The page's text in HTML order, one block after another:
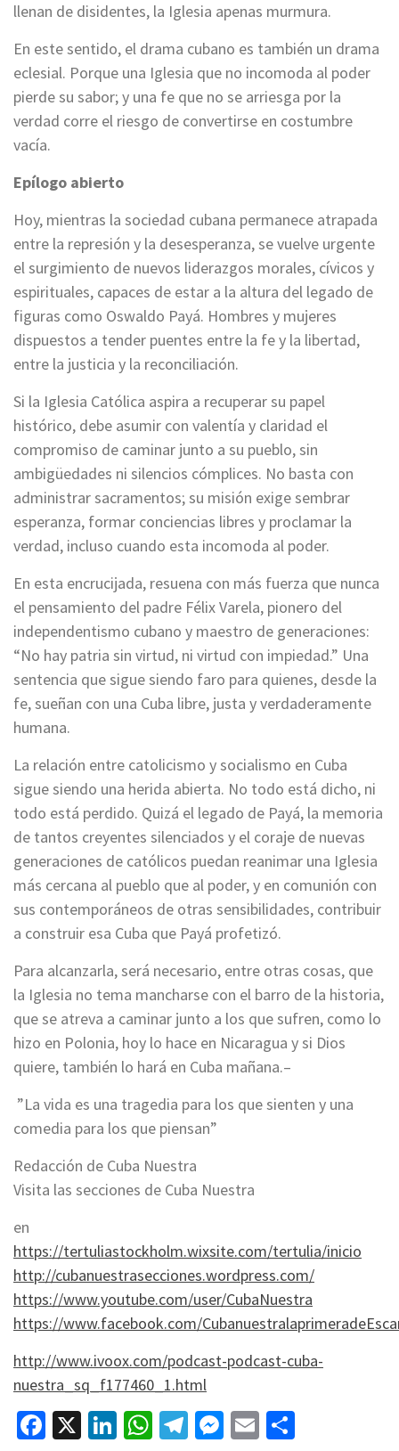
llenan de disidentes, la Iglesia apenas murmura.
En este sentido, el drama cubano es también un drama
eclesial. Porque una Iglesia que no incomoda al poder
pierde su sabor; y una fe que no se arriesga por la
verdad corre el riesgo de convertirse en costumbre
vacía.
Epílogo abierto
Hoy, mientras la sociedad cubana permanece atrapada
entre la represión y la desesperanza, se vuelve urgente
el surgimiento de nuevos liderazgos morales, cívicos y
espirituales, capaces de estar a la altura del legado de
figuras como Oswaldo Payá. Hombres y mujeres
dispuestos a tender puentes entre la fe y la libertad,
entre la justicia y la reconciliación.
Si la Iglesia Católica aspira a recuperar su papel
histórico, debe asumir con valentía y claridad el
compromiso de caminar junto a su pueblo, sin
ambigüedades ni silencios cómplices. No basta con
administrar sacramentos; su misión exige sembrar
esperanza, formar conciencias libres y proclamar la
verdad, incluso cuando esta incomoda al poder.
En esta encrucijada, resuena con más fuerza que nunca
el pensamiento del padre Félix Varela, pionero del
independentismo cubano y maestro de generaciones:
“No hay patria sin virtud, ni virtud con impiedad.” Una
sentencia que sigue siendo faro para quienes, desde la
fe, sueñan con una Cuba libre, justa y verdaderamente
humana.
La relación entre catolicismo y socialismo en Cuba
sigue siendo una herida abierta. No todo está dicho, ni
todo está perdido. Quizá el legado de Payá, la memoria
de tantos creyentes silenciados y el coraje de nuevas
generaciones de católicos puedan reanimar una Iglesia
más cercana al pueblo que al poder, y en comunión con
sus contemporáneos de otras sensibilidades, contribuir
a construir esa Cuba que Payá profetizó.
Para alcanzarla, será necesario, entre otras cosas, que
la Iglesia no tema mancharse con el barro de la historia,
que se atreva a caminar junto a los que sufren, como lo
hizo en Polonia, hoy lo hace en Nicaragua y si Dios
quiere, también lo hará en Cuba mañana.–
”La vida es una tragedia para los que sienten y una
comedia para los que piensan”
Redacción de Cuba Nuestra
Visita las secciones de Cuba Nuestra
en
https://tertuliastockholm.wixsite.com/tertulia/inicio
http://cubanuestrasecciones.wordpress.com/
https://www.youtube.com/user/CubaNuestra
https://www.facebook.com/
http://www.ivoox.com/podcast-podcast-cuba-
nuestra_sq_f177460_1.html
Facebook
X LinkedIn
WhatsApp
Telegram
Messenger
Email